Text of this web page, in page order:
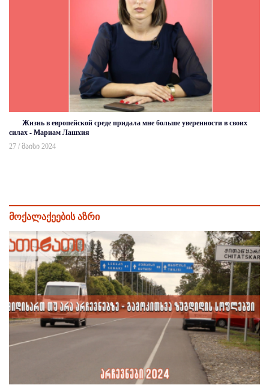
Жизнь в европейской среде придала мне больше уверенности в своих
силах - Мариам Лашхия
27 / მაისი 2024
მოქალაქეების აზრი